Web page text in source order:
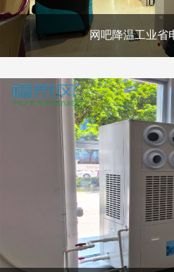
网吧降温工业省